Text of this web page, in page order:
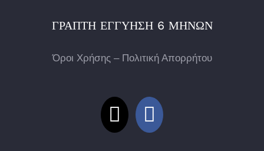
ΓΡΑΠΤΉ ΕΓΓΎΗΣΗ 6 ΜΗΝΏΝ
Όροι Χρήσης – Πολιτική Απορρήτου